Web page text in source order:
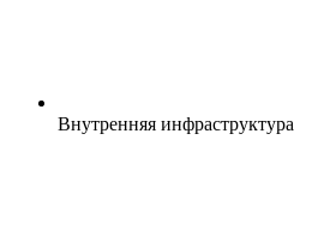
Внутренняя инфраструктура